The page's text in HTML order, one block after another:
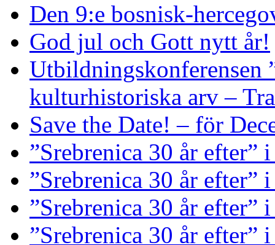
Den 9:e bosnisk-
God jul och Gott nytt år!
Utbildningskonferensen
kulturhistoriska arv –
Save the Date! – för
”Srebrenica 30 år efter”
”Srebrenica 30 år efter”
”Srebrenica 30 år efter”
”Srebrenica 30 år efter”